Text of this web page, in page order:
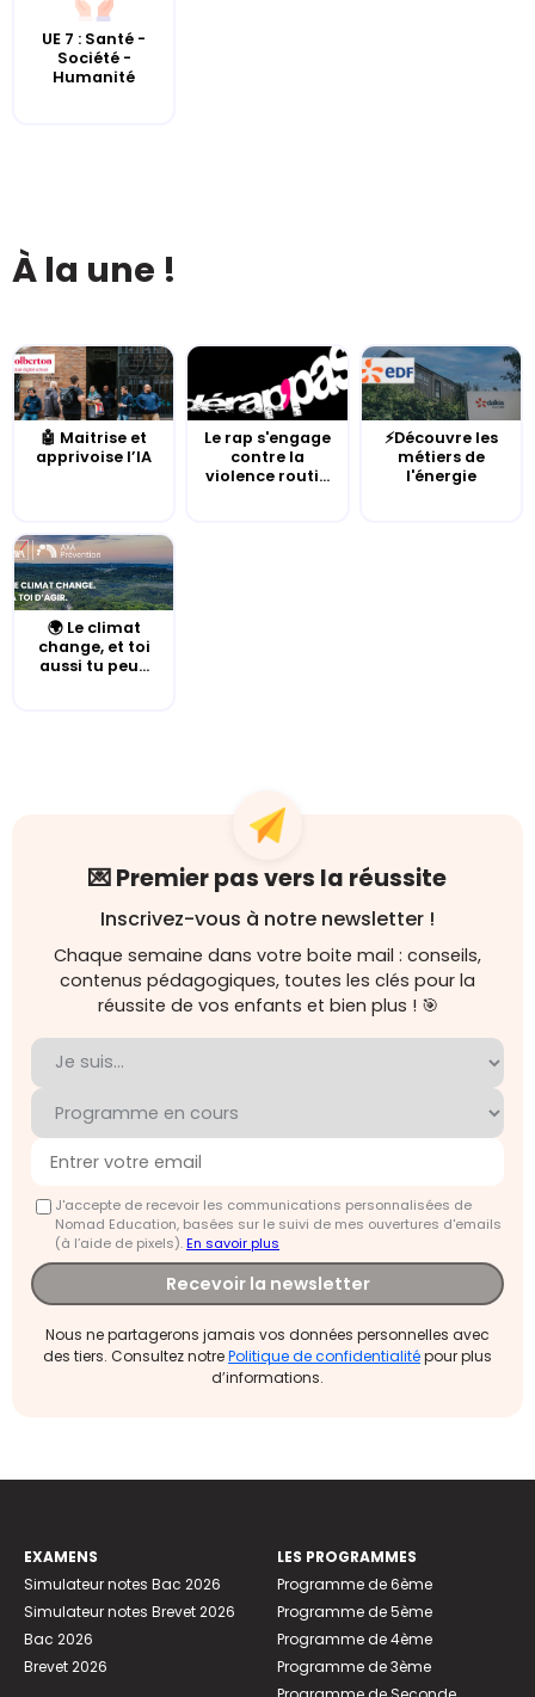
UE 7 : Santé -
Société -
Humanité
À la une !
🤖 Maitrise et
apprivoise l’IA
Le rap s'engage
contre la
violence routi...
⚡Découvre les
métiers de
l'énergie
🌍 Le climat
change, et toi
aussi tu peu...
💌 Premier pas vers la réussite
Inscrivez-vous à notre newsletter !
Chaque semaine dans votre boite mail : conseils,
contenus pédagogiques, toutes les clés pour la
réussite de vos enfants et bien plus ! 🎯
J'accepte de recevoir les communications personnalisées de
Nomad Education, basées sur le suivi de mes ouvertures d'emails
(à l’aide de pixels).En savoir plus
Recevoir la newsletter
Nous ne partagerons jamais vos données personnelles avec
des tiers. Consultez notrePolitique de confidentialitépour plus
d’informations.
EXAMENS
Simulateur notes Bac 2026
Simulateur notes Brevet 2026
Bac 2026
Brevet 2026
LES PROGRAMMES
Programme de 6ème
Programme de 5ème
Programme de 4ème
Programme de 3ème